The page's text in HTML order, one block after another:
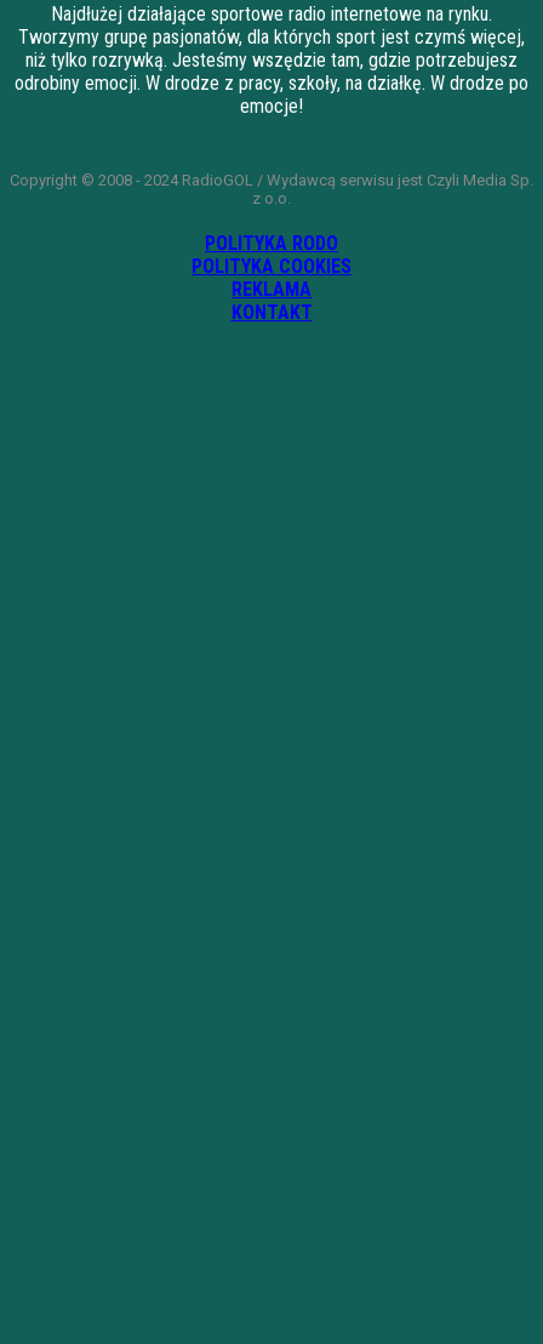
Najdłużej działające sportowe radio internetowe na rynku.
Tworzymy grupę pasjonatów, dla których sport jest czymś więcej,
niż tylko rozrywką. Jesteśmy wszędzie tam, gdzie potrzebujesz
odrobiny emocji. W drodze z pracy, szkoły, na działkę. W drodze po
emocje!
Copyright © 2008 - 2024 RadioGOL / Wydawcą serwisu jest Czyli Media Sp.
z o.o.
POLITYKA RODO
POLITYKA COOKIES
REKLAMA
KONTAKT